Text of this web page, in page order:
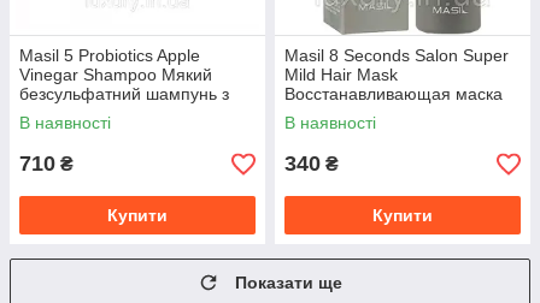
Masil 5 Probiotics Apple
Vinegar Shampoo Мякий
безсульфатний шампунь з
пробіотиками і яблучним
оцтом 500
В наявності
710 ₴
Купити
Masil 8 Seconds Salon Super
Mild Hair Mask
Восстанавливающая маска
для ослабленных волос
В наявності
340 ₴
Купити
Показати ще